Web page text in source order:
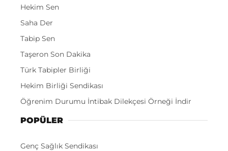
Hekim Sen
Saha Der
Tabip Sen
Taşeron Son Dakika
Türk Tabipler Birliği
Hekim Birliği Sendikası
Öğrenim Durumu İntibak Dilekçesi Örneği İndir
POPÜLER
Genç Sağlık Sendikası